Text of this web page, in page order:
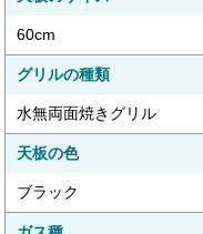
60cm
グリルの種類
水無両面焼きグリル
天板の色
ブラック